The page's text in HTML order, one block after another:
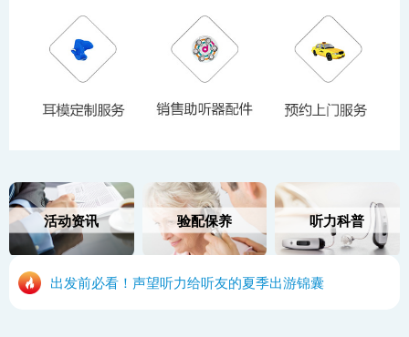
活动资讯 验配保养 听力科普
出发前必看！声望听力给听友的夏季出游锦囊